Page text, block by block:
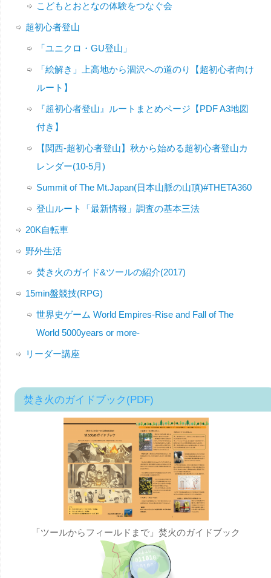
こどもとおとなの体験をつなぐ会
超初心者登山
「ユニクロ・GU登山」
「絵解き」上高地から涸沢への道のり【超初心者向け
ルート】
『超初心者登山』ルートまとめページ【PDF A3地図
付き】
【関西-超初心者登山】秋から始める超初心者登山カ
レンダー(10-5月)
Summit of The Mt.Japan(日本山脈の山頂)#THETA360
登山ルート「最新情報」調査の基本三法
20K自転車
野外生活
焚き火のガイド&ツールの紹介(2017)
15min盤競技(RPG)
世界史ゲーム World Empires-Rise and Fall of The
World 5000years or more-
リーダー講座
焚き火のガイドブック(PDF)
「ツールからフィールドまで」焚火のガイドブック